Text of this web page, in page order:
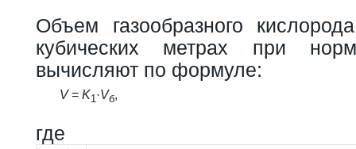
Объем газообразного
кубических метрах при
вычисляют по формуле:
V= K1·Vб,
где